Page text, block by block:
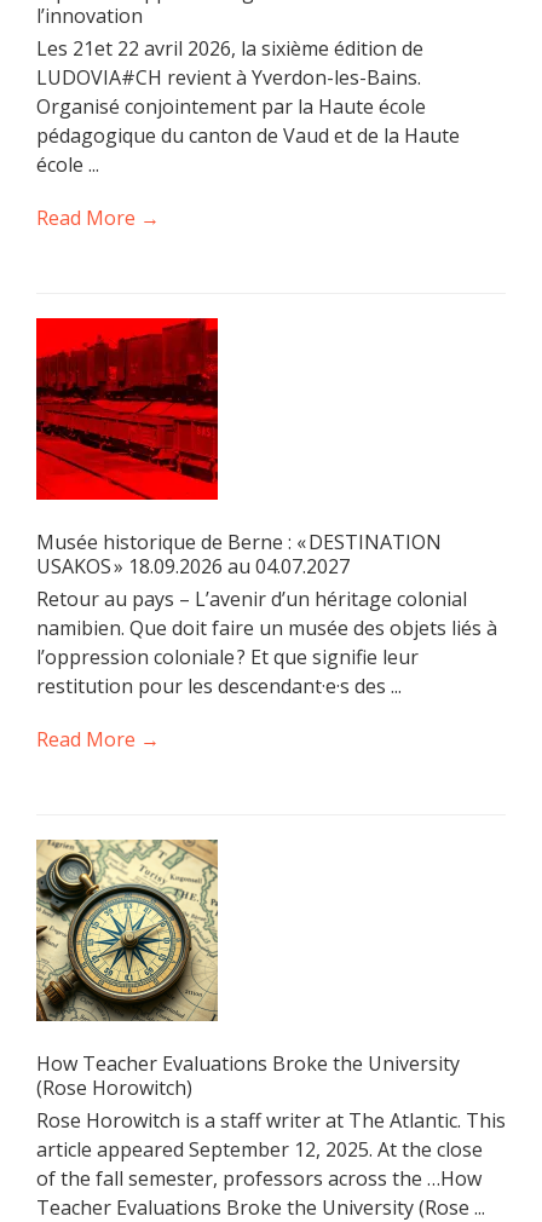
l’innovation
Les 21et 22 avril 2026, la sixième édition de
LUDOVIA#CH revient à Yverdon-les-Bains.
Organisé conjointement par la Haute école
pédagogique du canton de Vaud et de la Haute
école ...
Read More →
Musée historique de Berne : « DESTINATION
USAKOS » 18.09.2026 au 04.07.2027
Retour au pays – L’avenir d’un héritage colonial
namibien. Que doit faire un musée des objets liés à
l’oppression coloniale ? Et que signifie leur
restitution pour les descendant·e·s des ...
Read More →
How Teacher Evaluations Broke the University
(Rose Horowitch)
Rose Horowitch is a staff writer at The Atlantic. This
article appeared September 12, 2025. At the close
of the fall semester, professors across the …How
Teacher Evaluations Broke the University (Rose ...